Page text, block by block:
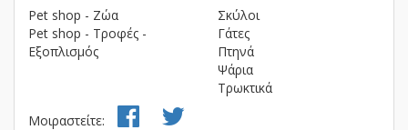
Pet shop - Ζώα
Pet shop - Τροφές -
Εξοπλισμός
Σκύλοι
Γάτες
Πτηνά
Ψάρια
Τρωκτικά
Μοιραστείτε: